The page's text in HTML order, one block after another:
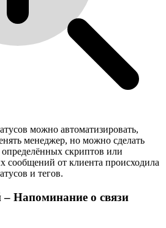
можно автоматизировать,
менеджер, но можно сделать
скриптов или
сообщений от клиента происходила
и тегов.
Напоминание о связи